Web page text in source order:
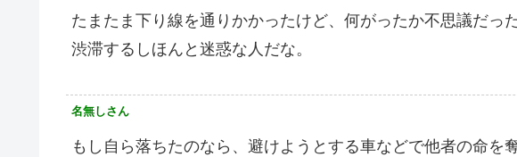
たまたま下り線を通りかかったけど、何がったか不思議だっ
渋滞するしほんと迷惑な人だな。
名無しさん
もし自ら落ちたのなら、避けようとする車などで他者の命を